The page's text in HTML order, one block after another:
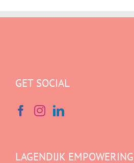
GET SOCIAL
LAGENDIJK EMPOWERING